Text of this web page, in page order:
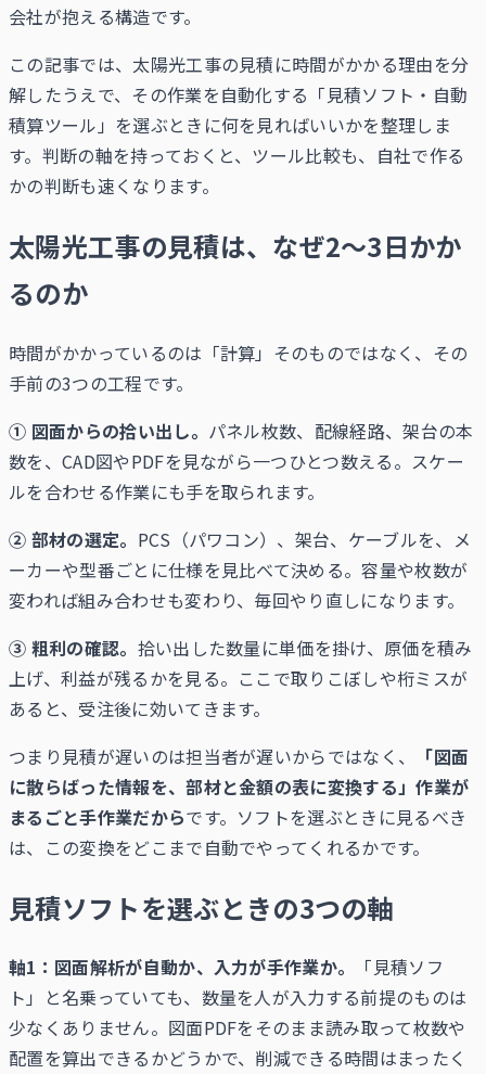
会社が抱える構造です。
この記事では、太陽光工事の見積に時間がかかる理由を分
解したうえで、その作業を自動化する「見積ソフト・自動
積算ツール」を選ぶときに何を見ればいいかを整理しま
す。判断の軸を持っておくと、ツール比較も、自社で作る
かの判断も速くなります。
太陽光工事の見積は、なぜ2〜3日かか
るのか
時間がかかっているのは「計算」そのものではなく、その
手前の3つの工程です。
① 図面からの拾い出し。 パネル枚数、配線経路、架台の本
数を、CAD図やPDFを見ながら一つひとつ数える。スケー
ルを合わせる作業にも手を取られます。
② 部材の選定。 PCS（パワコン）、架台、ケーブルを、メ
ーカーや型番ごとに仕様を見比べて決める。容量や枚数が
変われば組み合わせも変わり、毎回やり直しになります。
③ 粗利の確認。 拾い出した数量に単価を掛け、原価を積み
上げ、利益が残るかを見る。ここで取りこぼしや桁ミスが
あると、受注後に効いてきます。
つまり見積が遅いのは担当者が遅いからではなく、
「図面
に散らばった情報を、部材と金額の表に変換する」作業が
まるごと手作業だからです。ソフトを選ぶときに見るべき
は、この変換をどこまで自動でやってくれるかです。
見積ソフトを選ぶときの3つの軸
軸1：図面解析が自動か、入力が手作業か。
「見積ソフ
ト」と名乗っていても、数量を人が入力する前提のものは
少なくありません。図面PDFをそのまま読み取って枚数や
配置を算出できるかどうかで、削減できる時間はまったく